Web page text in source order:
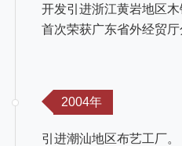
开发引进浙江黄岩地区木
首次荣获广东省外经贸厅
2004年
引进潮汕地区布艺工厂。